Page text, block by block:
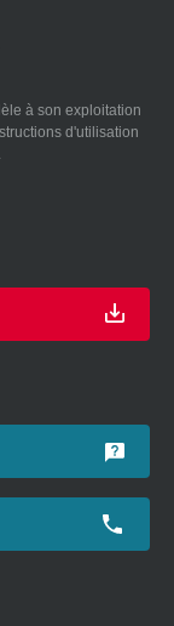
à son exploitation
d'utilisation